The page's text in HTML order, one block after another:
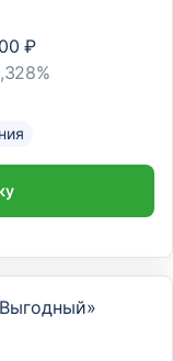
₽